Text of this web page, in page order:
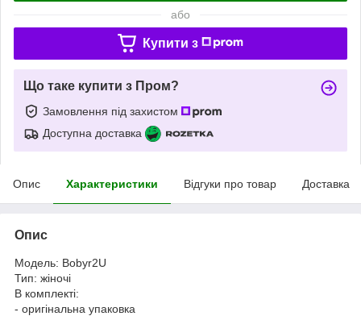
або
Купити з
Що таке купити з Пром?
Замовлення під захистом
Доступна доставка
Опис Характеристики Відгуки про товар Доставка
Опис
Модель: Bobyr2U
Тип: жіночі
В комплекті:
- оригінальна упаковка